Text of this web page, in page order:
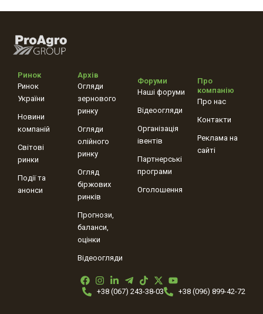
Ринок
Ринок
України
Новини
компаній
Світові
ринки
Події та
анонси
Архів
Огляди
зернового
ринку
Огляди
олійного
ринку
Огляд
біржових
ринків
Прогнози,
баланси,
оцінки
Відеоогляди
Форуми
Наші форуми
Відеоогляди
Організація
івентів
Партнерські
програми
Оголошення
Про
компанію
Про нас
Контакти
Реклама на
сайті
+38 (067) 243-38-03 +38 (096) 899-42-72